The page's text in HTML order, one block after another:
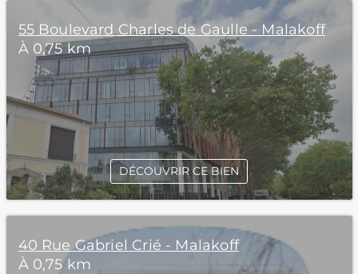
55 Boulevard Charles de Gaulle - Malakoff
À 0,75 km
DÉCOUVRIR CE BIEN
40 Rue Gabriel Crié - Malakoff
À 0,75 km